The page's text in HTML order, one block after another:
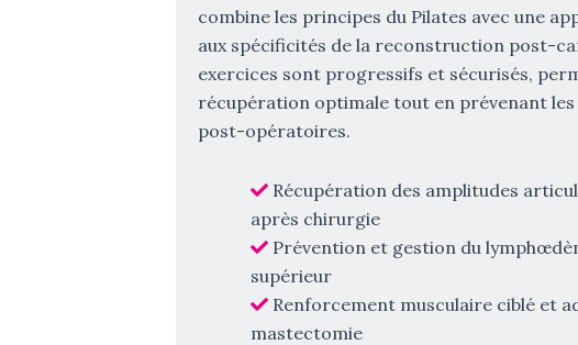
combine les principes du Pilates avec une
aux spécificités de la reconstruction post-
exercices sont progressifs et sécurisés,
récupération optimale tout en prévenant
post-opératoires.
Récupération des amplitudes
après chirurgie
Prévention et gestion du
supérieur
Renforcement musculaire ciblé et
mastectomie